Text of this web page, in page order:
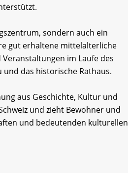
sondern auch ein
gut erhaltene mittelalterliche
im Laufe des
und das historische Rathaus.
aus Geschichte, Kultur und
und zieht Bewohner und
und bedeutenden kulturellen